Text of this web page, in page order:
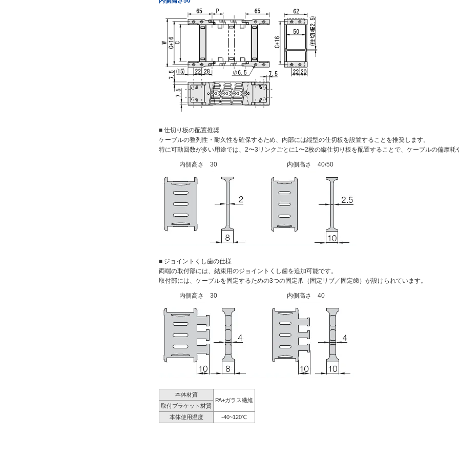
■ 仕切り板の配置推奨
ケーブルの整列性・耐久性を確保するため、内部には縦型の仕切板を設置することを推奨します。
特に可動回数が多い用途では、2〜3リンクごとに1〜2枚の縦仕切り板を配置することで、ケーブルの偏摩耗
内側高さ 30 内側高さ 40/50
■ ジョイントくし歯の仕様
両端の取付部には、結束用のジョイントくし歯を追加可能です。
取付部には、ケーブルを固定するための3つの固定爪（固定リブ／固定歯）が設けられています。
内側高さ 30 内側高さ 40
本体材質
PA+ガラス繊維
取付ブラケット材質
本体使用温度
-40~120℃